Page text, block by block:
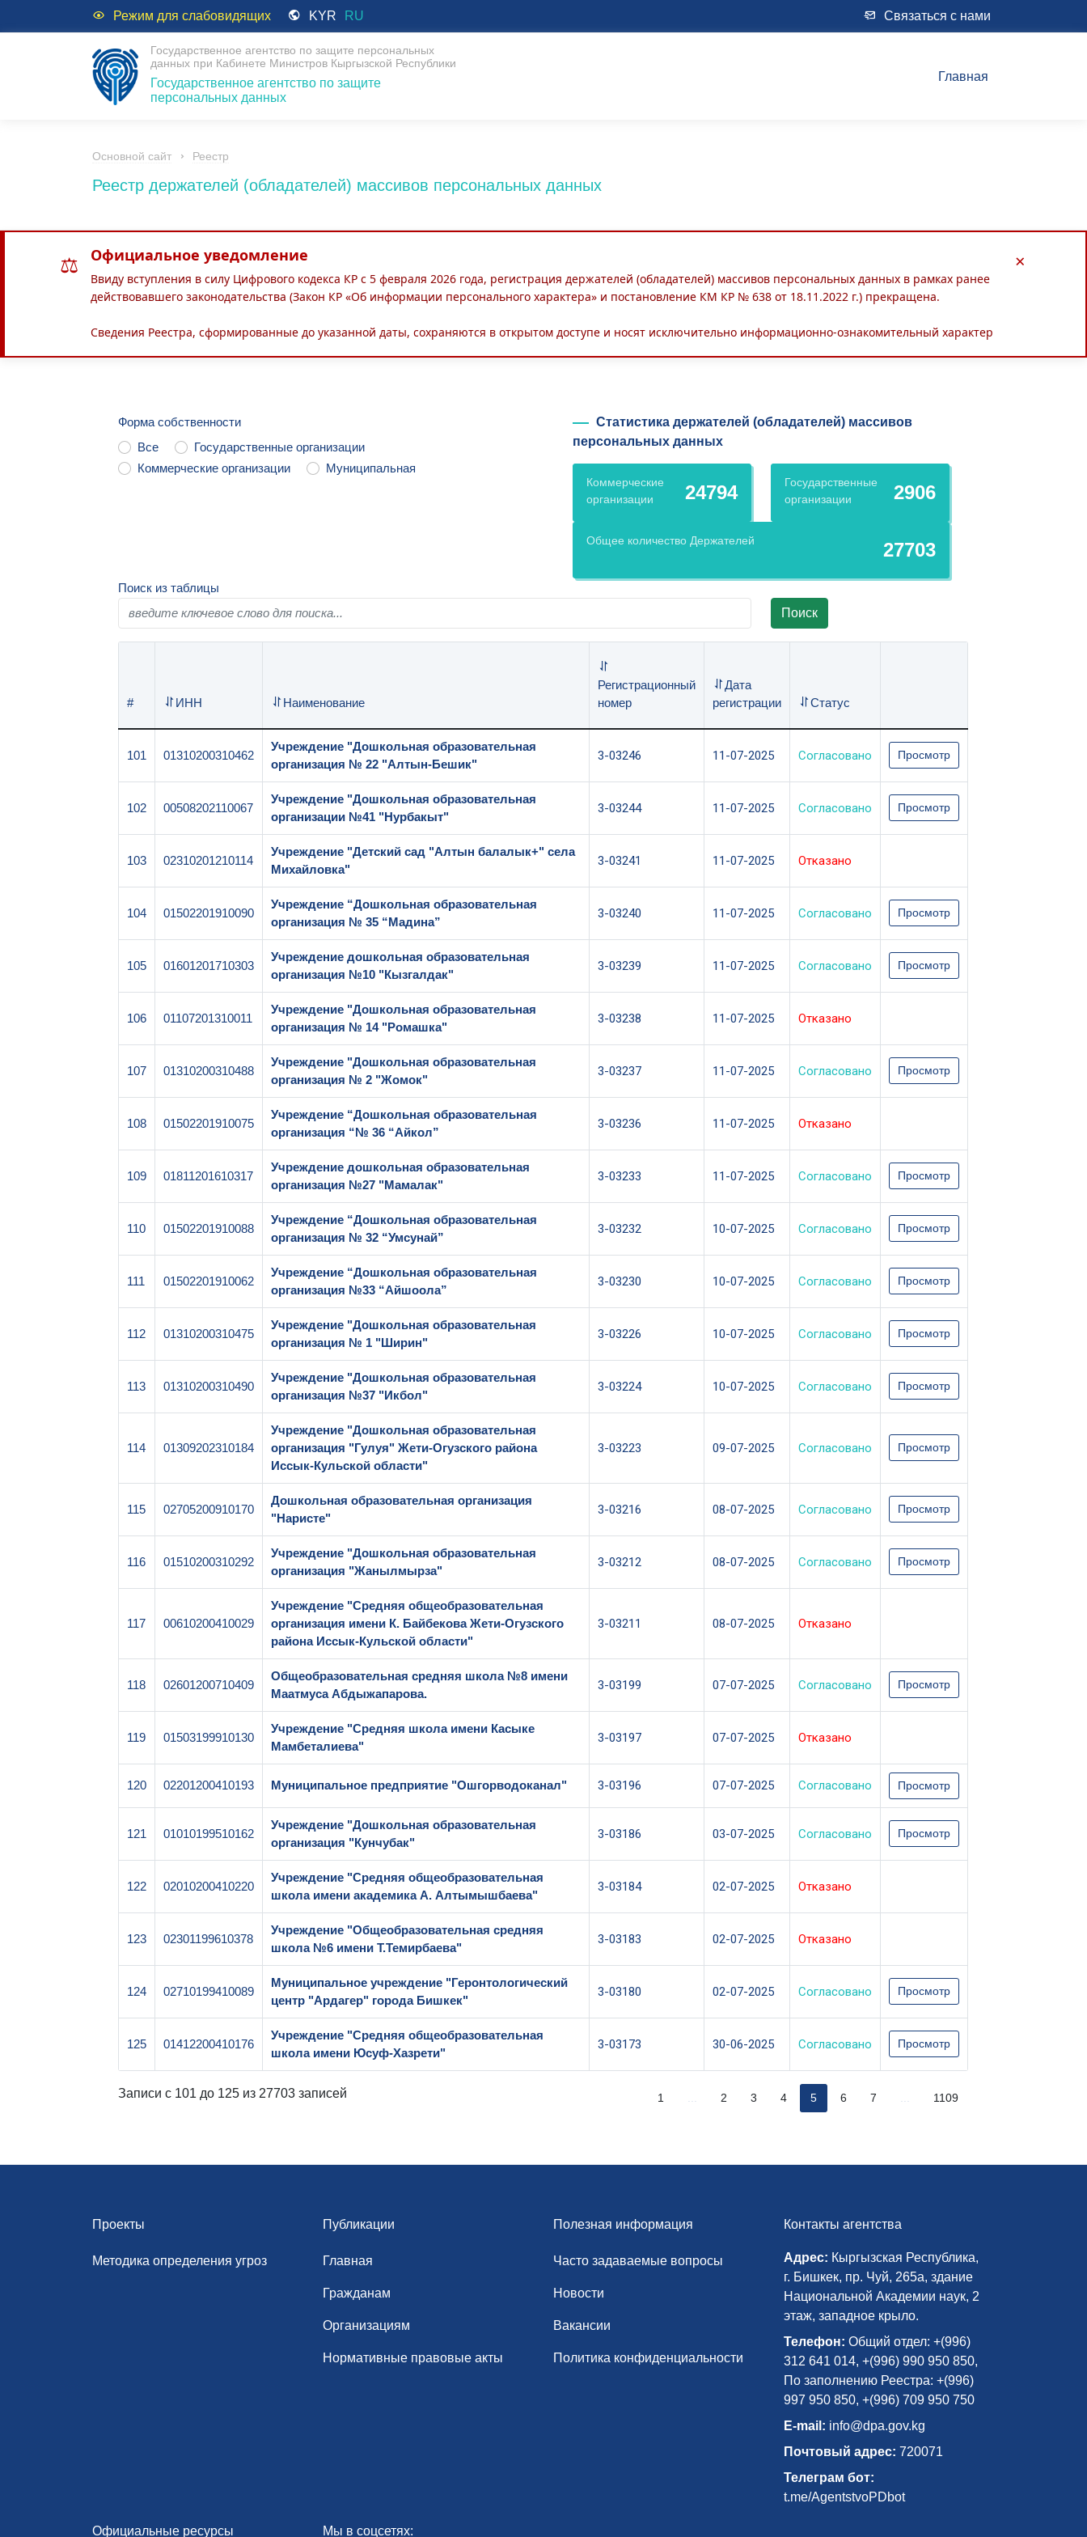
Режим для слабовидящих KYR RU Связаться с нами
Государственное агентство по защите персональных
данных при Кабинете Министров Кыргызской Республики
Государственное агентство по защите
персональных данных
Главная
Основной сайт Реестр
Реестр держателей (обладателей) массивов персональных данных
⚖ Официальное уведомление
Ввиду вступления в силу Цифрового кодекса КР с 5 февраля 2026 года, регистрация держателей (обладателей) массивов персональных данных в рамках ранее
действовавшего законодательства (Закон КР «Об информации персонального характера» и постановление КМ КР № 638 от 18.11.2022 г.) прекращена.
Сведения Реестра, сформированные до указанной даты, сохраняются в открытом доступе и носят исключительно информационно-ознакомительный характер
×
Форма собственности
Все
Государственные организации
Коммерческие организации
Муниципальная
Статистика держателей (обладателей) массивов
персональных данных
Коммерческие
организации
24794
Государственные
организации
2906
Общее количество Держателей 27703
Поиск из таблицы
Поиск
# ИНН Наименование
Регистрационный
номер
Дата
регистрации
Статус
101 01310200310462
Учреждение "Дошкольная образовательная
организация № 22 "Алтын-Бешик"
3-03246 11-07-2025 Согласовано Просмотр
102 00508202110067
Учреждение "Дошкольная образовательная
организации №41 "Нурбакыт"
3-03244 11-07-2025 Согласовано Просмотр
103 02310201210114
Учреждение "Детский сад "Алтын балалык+" села
Михайловка"
3-03241 11-07-2025 Отказано
104 01502201910090
Учреждение “Дошкольная образовательная
организация № 35 “Мадина”
3-03240 11-07-2025 Согласовано Просмотр
105 01601201710303
Учреждение дошкольная образовательная
организация №10 "Кызгалдак"
3-03239 11-07-2025 Согласовано Просмотр
106 01107201310011
Учреждение "Дошкольная образовательная
организация № 14 "Ромашка"
3-03238 11-07-2025 Отказано
107 01310200310488
Учреждение "Дошкольная образовательная
организация № 2 "Жомок"
3-03237 11-07-2025 Согласовано Просмотр
108 01502201910075
Учреждение “Дошкольная образовательная
организация “№ 36 “Айкол”
3-03236 11-07-2025 Отказано
109 01811201610317
Учреждение дошкольная образовательная
организация №27 "Мамалак"
3-03233 11-07-2025 Согласовано Просмотр
110 01502201910088
Учреждение “Дошкольная образовательная
организация № 32 “Умсунай”
3-03232 10-07-2025 Согласовано Просмотр
111 01502201910062
Учреждение “Дошкольная образовательная
организация №33 “Айшоола”
3-03230 10-07-2025 Согласовано Просмотр
112 01310200310475
Учреждение "Дошкольная образовательная
организация № 1 "Ширин"
3-03226 10-07-2025 Согласовано Просмотр
113 01310200310490
Учреждение "Дошкольная образовательная
организация №37 "Икбол"
3-03224 10-07-2025 Согласовано Просмотр
114 01309202310184
Учреждение "Дошкольная образовательная
организация "Гулуя" Жети-Огузского района
Иссык-Кульской области"
3-03223 09-07-2025 Согласовано Просмотр
115 02705200910170
Дошкольная образовательная организация
"Наристе"
3-03216 08-07-2025 Согласовано Просмотр
116 01510200310292
Учреждение "Дошкольная образовательная
организация "Жанылмырза"
3-03212 08-07-2025 Согласовано Просмотр
117 00610200410029
Учреждение "Средняя общеобразовательная
организация имени К. Байбекова Жети-Огузского
района Иссык-Кульской области"
3-03211 08-07-2025 Отказано
118 02601200710409
Общеобразовательная средняя школа №8 имени
Маатмуса Абдыжапарова.
3-03199 07-07-2025 Согласовано Просмотр
119 01503199910130
Учреждение "Средняя школа имени Касыке
Мамбеталиева"
3-03197 07-07-2025 Отказано
120 02201200410193 Муниципальное предприятие "Ошгорводоканал" 3-03196 07-07-2025 Согласовано Просмотр
121 01010199510162
Учреждение "Дошкольная образовательная
организация "Кунчубак"
3-03186 03-07-2025 Согласовано Просмотр
122 02010200410220
Учреждение "Средняя общеобразовательная
школа имени академика А. Алтымышбаева"
3-03184 02-07-2025 Отказано
123 02301199610378
Учреждение "Общеобразовательная средняя
школа №6 имени Т.Темирбаева"
3-03183 02-07-2025 Отказано
124 02710199410089
Муниципальное учреждение "Геронтологический
центр "Ардагер" города Бишкек"
3-03180 02-07-2025 Согласовано Просмотр
125 01412200410176
Учреждение "Средняя общеобразовательная
школа имени Юсуф-Хазрети"
3-03173 30-06-2025 Согласовано Просмотр
Записи с 101 до 125 из 27703 записей 1 2 3 4 5 6 7 1109
Проекты
Методика определения угроз
Публикации
Главная
Гражданам
Организациям
Нормативные правовые акты
Полезная информация
Часто задаваемые вопросы
Новости
Вакансии
Политика конфиденциальности
Контакты агентства
Адрес: Кыргызская Республика,
г. Бишкек, пр. Чуй, 265а, здание
Национальной Академии наук, 2
этаж, западное крыло.
Телефон: Общий отдел: +(996)
312 641 014, +(996) 990 950 850,
По заполнению Реестра: +(996)
997 950 850, +(996) 709 950 750
E-mail: info@dpa.gov.kg
Почтовый адрес: 720071
Телеграм бот:
t.me/AgentstvoPDbot
Официальные ресурсы Мы в соцсетях: